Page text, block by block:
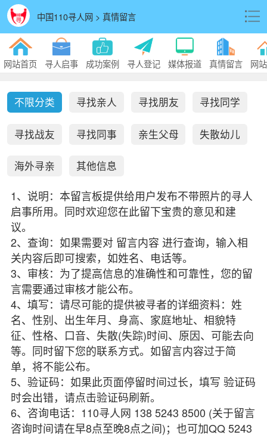
中国110寻人网 > 真情留言
网站首页 寻人启事 成功案例 寻人登记 媒体报道 真情留言 网
不限分类 寻找亲人 寻找朋友 寻找同学
寻找战友 寻找同事 亲生父母 失散幼儿
海外寻亲 其他信息
1、说明：本留言板提供给用户发布不带照片的寻人
启事所用。同时欢迎您在此留下宝贵的意见和建
议。
2、查询：如果需要对 留言内容 进行查询，输入相
关内容后即可搜索，如姓名、电话等。
3、审核：为了提高信息的准确性和可靠性，您的留
言需要通过审核才能公布。
4、填写：请尽可能的提供被寻者的详细资料：姓
名、性别、出生年月、身高、家庭地址、相貌特
征、性格、口音、失散(失踪)时间、原因、可能去向
等。同时留下您的联系方式。如留言内容过于简
单，将不能公布。
5、验证码：如果此页面停留时间过长，填写 验证码
时会出错，请点击验证码刷新。
6、咨询电话：110寻人网 138 5243 8500 (关于留言
咨询时间请在早8点至晚8点之间)；也可加QQ 5243